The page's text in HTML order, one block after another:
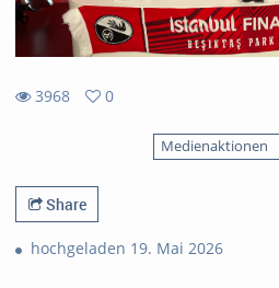
3968
0
Medienaktionen
Share
hochgeladen 19. Mai 2026